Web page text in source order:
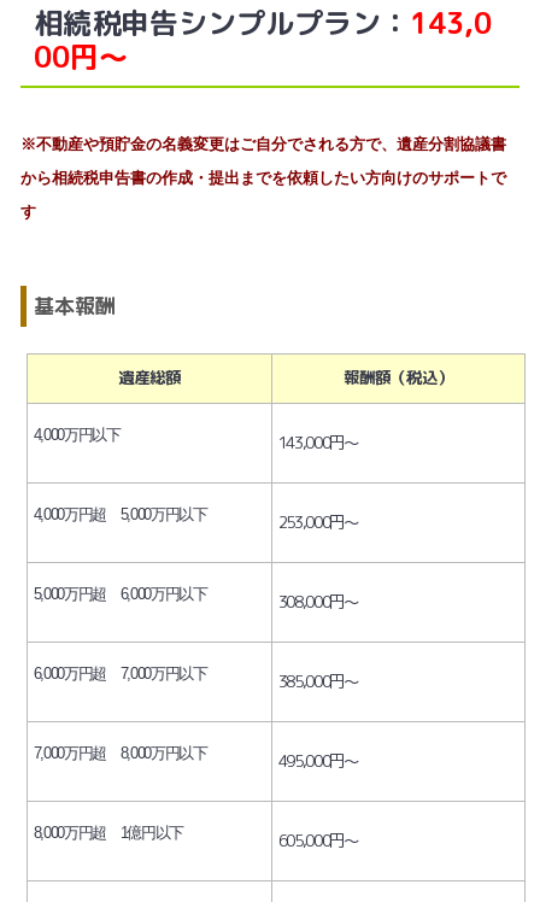
相続税申告シンプルプラン： 143,0
00円～
※不動産や預貯金の名義変更はご自分でされる方で、遺産分割協議書
から相続税申告書の作成・提出までを依頼したい方向けのサポートで
す
基本報酬
遺産総額 報酬額（税込）
4,000万円以下 143,000円～
4,000万円超 5,000万円以下 253,000円～
5,000万円超 6,000万円以下 308,000円～
6,000万円超 7,000万円以下 385,000円～
7,000万円超 8,000万円以下 495,000円～
8,000万円超 1億円以下 605,000円～